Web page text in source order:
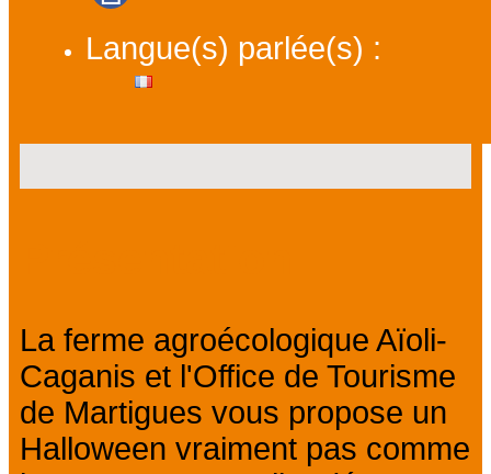
Langue(s) parlée(s) :
La ferme agroécologique Aïoli-
Caganis et l'Office de Tourisme
de Martigues vous propose un
Halloween vraiment pas comme